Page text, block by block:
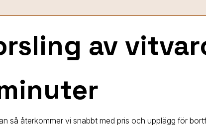
av
så återkommer vi snabbt med pris och upplägg för